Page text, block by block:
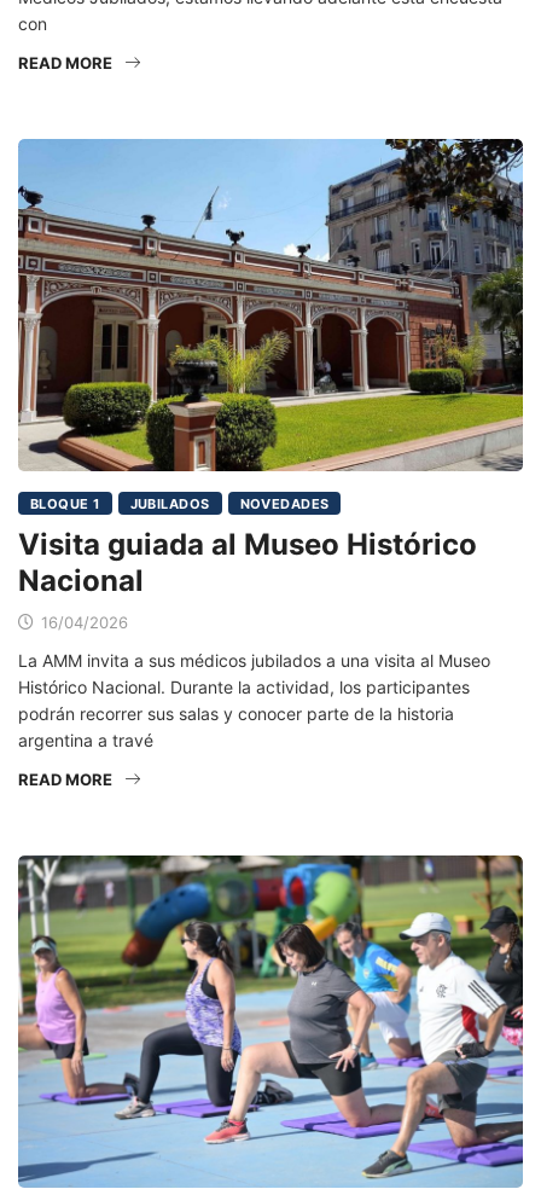
con
READ MORE
BLOQUE 1 JUBILADOS NOVEDADES
Visita guiada al Museo Histórico
Nacional
16/04/2026
La AMM invita a sus médicos jubilados a una visita al Museo
Histórico Nacional. Durante la actividad, los participantes
podrán recorrer sus salas y conocer parte de la historia
argentina a travé
READ MORE